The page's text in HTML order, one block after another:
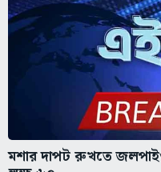
মশার দাপট রুখতে